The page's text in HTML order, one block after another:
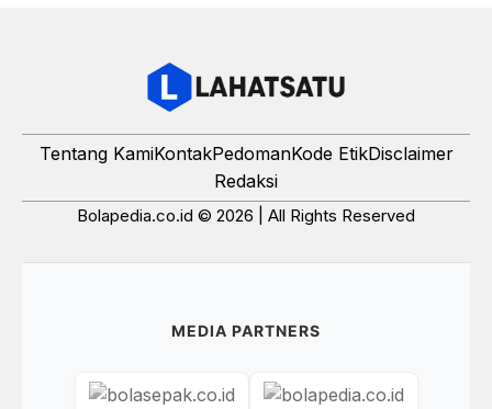
Tentang KamiKontakPedomanKode EtikDisclaimer
Redaksi
Bolapedia.co.id © 2026 | All Rights Reserved
MEDIA PARTNERS